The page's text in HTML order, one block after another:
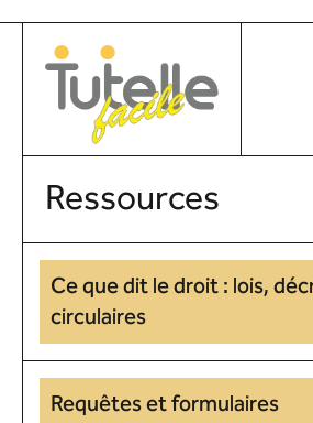
Aller
contenu
Ressources
Ce que dit le droit : lois,
circulaires
Requêtes et formulaires